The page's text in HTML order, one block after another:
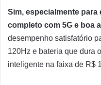
Sim, especialmente
completo com 5G e boa
desempenho satisfatório
120Hz e bateria que dura
inteligente na faixa de R$